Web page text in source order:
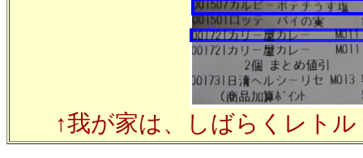
↑我が家は、しばらくレト